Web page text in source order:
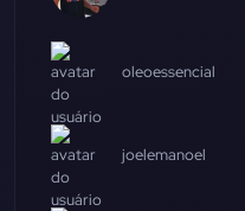
oleoessencial
joelemanoel